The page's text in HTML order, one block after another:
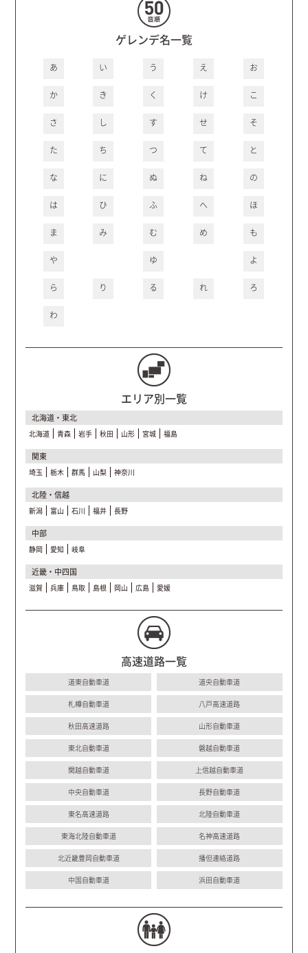
ゲレンデ名一覧
あ い う え お
か き く け こ
さ し す せ そ
た ち つ て と
な に ぬ ね の
は ひ ふ へ ほ
ま み む め も
や ゆ よ
ら り る れ ろ
わ
エリア別一覧
北海道・東北
北海道 青森 岩手 秋田 山形 宮城 福島
関東
埼玉 栃木 群馬 山梨 神奈川
北陸・信越
新潟 富山 石川 福井 長野
中部
静岡 愛知 岐阜
近畿・中四国
滋賀 兵庫 鳥取 島根 岡山 広島 愛媛
高速道路一覧
道東自動車道 道央自動車道
札樽自動車道 八戸高速道路
秋田高速道路 山形自動車道
東北自動車道 磐越自動車道
関越自動車道 上信越自動車道
中央自動車道 長野自動車道
東名高速道路 北陸自動車道
東海北陸自動車道 名神高速道路
北近畿豊岡自動車道 播但連絡道路
中国自動車道 浜田自動車道